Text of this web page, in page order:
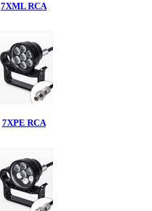
7XML RCA
7XPE RCA